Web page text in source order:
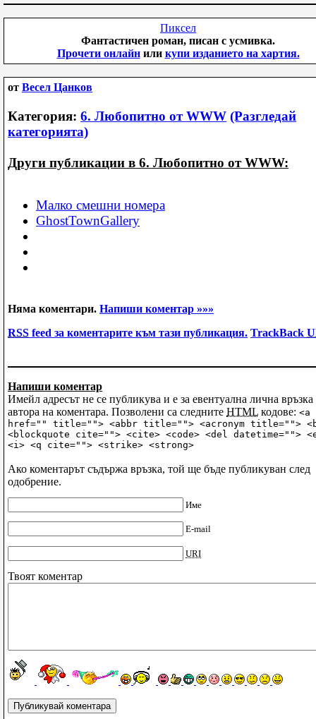
Пиксел
Фантастичен роман, писан с усмивка.
Прочети онлайнили купи изданието на хартия.
от Весел Цанков
Категория: 6. Любопитно от WWW (Разгледай
категорията)
Други публикации в 6. Любопитно от WWW:
Малко смешни номера
GhostTownGallery
Няма коментари. Напиши коментар »»»
RSS feed за коментарите към тази публикация. TrackBack
Напиши коментар
Имейл адресът не се публикува и е за евентуална лична връзка
автора на коментара. Позволени са следните HTML кодове: <a
href="" title=""> <abbr title=""> <acronym title="">
<blockquote cite=""> <cite> <code> <del datetime="">
<i> <q cite=""> <strike> <strong>
Ако коментарът съдържа връзка, той ще бъде публикуван след
одобрение.
Име
E-mail
URI
Твоят коментар